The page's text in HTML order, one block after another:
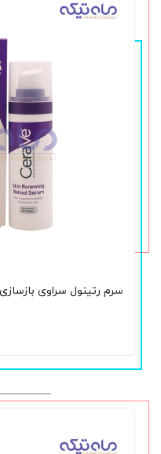
سرم رتینول سراوی بازسازی